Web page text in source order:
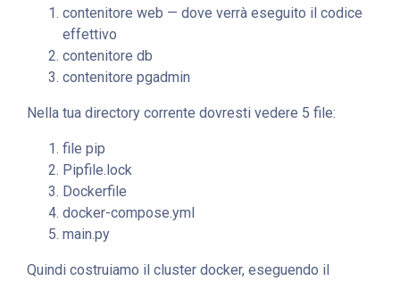
contenitore web — dove verrà eseguito il codice
effettivo
contenitore db
contenitore pgadmin
Nella tua directory corrente dovresti vedere 5 file:
file pip
Pipfile.lock
Dockerfile
docker-compose.yml
main.py
Quindi costruiamo il cluster docker, eseguendo il